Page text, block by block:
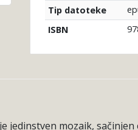
Tip datoteke
ISBN
jedinstven mozaik,